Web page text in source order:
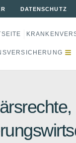
DATENSCHUTZ